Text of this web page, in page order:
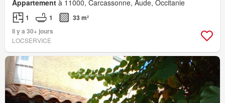
Appartement à 11000, Carcassonne, Aude, Occitanie
1 1
33 m²
Il y a 30+ jours
LOCSERVICE